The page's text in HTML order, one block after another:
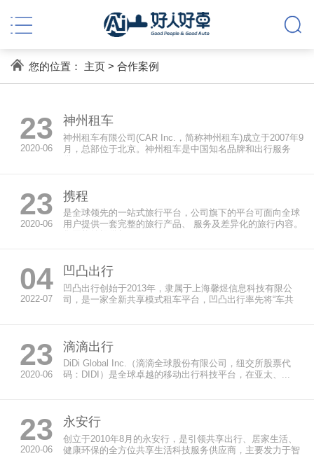
您的位置： 主页> 合作案例
23
2020-06
神州租车
神州租车有限公司(CAR Inc.，简称神州租车)成立于2007年9
月，总部位于北京。神州租车是中国知名品牌和出行服务
23
2020-06
携程
是全球领先的一站式旅行平台，公司旗下的平台可面向全球
用户提供一套完整的旅行产品、 服务及差异化的旅行内容。
04
2022-07
凹凸出行
凹凸出行创始于2013年，隶属于上海馨煜信息科技有限公
司，是一家全新共享模式租车平台，凹凸出行率先将“车共
23
2020-06
滴滴出行
DiDi Global Inc.（滴滴全球股份有限公司，纽交所股票代
码：DIDI）是全球卓越的移动出行科技平台，在亚太、...
23
2020-06
永安行
创立于2010年8月的永安行，是引领共享出行、居家生活、
健康环保的全方位共享生活科技服务供应商，主要发力于智